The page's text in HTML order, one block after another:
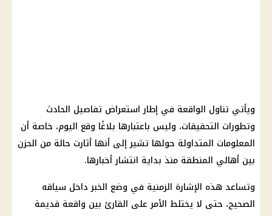
ويأتي تناول الواقعة في إطار استعراض تفاصيل الحادث
وتطورات التحقيقات، وليس باعتبارها بلاغًا وقع اليوم، خاصة أن
المعلومات المتداولة حولها تشير إلى أنها أثارت حالة من الحزن
بين أهالي المنطقة منذ بداية انتشار أخبارها.
وتساعد هذه الإشارة الزمنية في وضع الخبر داخل سياقه
الصحيح، حتى لا يختلط الأمر على القارئ بين واقعة قديمة